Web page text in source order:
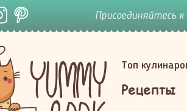
Присоединяйтесь
Топ
Рецепты